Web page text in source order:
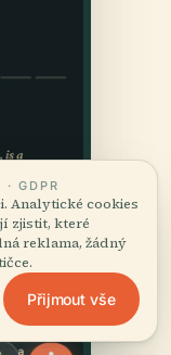
· GDPR
Analytické cookies
zjistit, které
reklama, žádný
Přijmout vše